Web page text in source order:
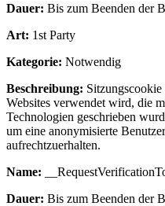
Dauer: Bis zum Beenden der
Art: 1st Party
Kategorie: Notwendig
Beschreibung:
Websites verwendet wird, die
Technologien geschrieben
um eine anonymisierte
aufrechtzuerhalten.
Name:
Dauer: Bis zum Beenden der